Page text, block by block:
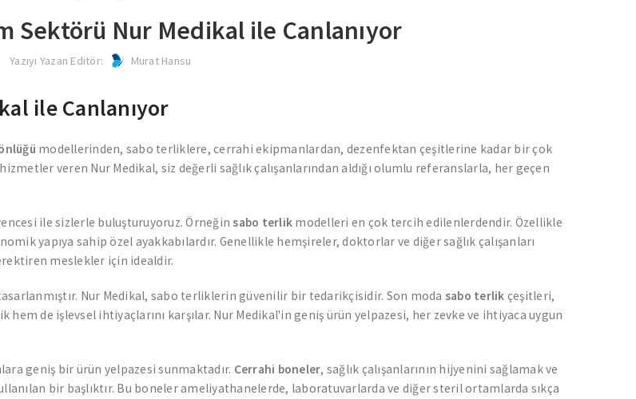
Sektörü Nur Medikal ile Canlanıyor
Yazıyı Yazan Editör: Murat Hansu
ile Canlanıyor
modellerinden, sabo terliklere, cerrahi ekipmanlardan, dezenfektan çeşitlerine kadar bir çok
veren Nur Medikal, siz değerli sağlık çalışanlarından aldığı olumlu referanslarla, her geçen
ile sizlerle buluşturuyoruz. Örneğin sabo terlik modelleri en çok tercih edilenlerdendir. Özellikle
yapıya sahip özel ayakkabılardır. Genellikle hemşireler, doktorlar ve diğer sağlık çalışanları
meslekler için idealdir.
Nur Medikal, sabo terliklerin güvenilir bir tedarikçisidir. Son moda sabo terlik çeşitleri,
hem de işlevsel ihtiyaçlarını karşılar. Nur Medikal'in geniş ürün yelpazesi, her zevke ve ihtiyaca uygun
geniş bir ürün yelpazesi sunmaktadır. Cerrahi boneler, sağlık çalışanlarının hijyenini sağlamak ve
bir başlıktır. Bu boneler ameliyathanelerde, laboratuvarlarda ve diğer steril ortamlarda sıkça